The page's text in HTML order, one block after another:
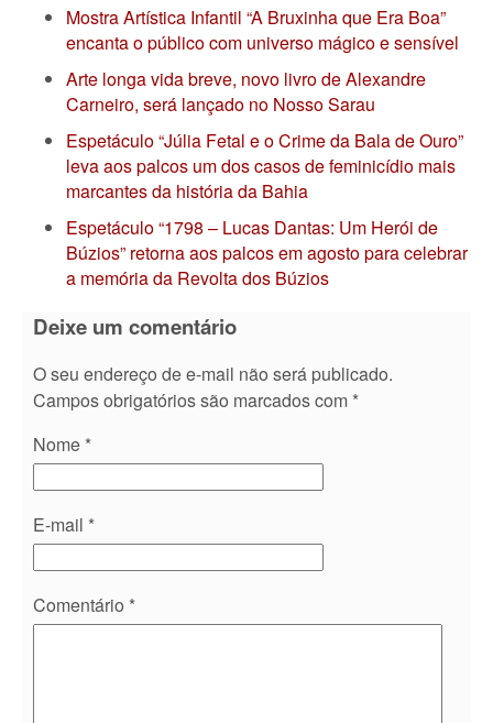
Mostra Artística Infantil “A Bruxinha que Era Boa”
encanta o público com universo mágico e sensível
Arte longa vida breve, novo livro de Alexandre
Carneiro, será lançado no Nosso Sarau
Espetáculo “Júlia Fetal e o Crime da Bala de Ouro”
leva aos palcos um dos casos de feminicídio mais
marcantes da história da Bahia
Espetáculo “1798 – Lucas Dantas: Um Herói de
Búzios” retorna aos palcos em agosto para celebrar
a memória da Revolta dos Búzios
Deixe um comentário
O seu endereço de e-mail não será publicado.
Campos obrigatórios são marcados com *
Nome *
E-mail *
Comentário *